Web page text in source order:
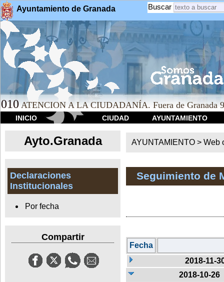
Ayuntamiento de Granada Buscar
010 ATENCION A LA CIUDADANÍA. Fuera de Granada
INICIO CIUDAD AYUNTAMIENTO
Ayto.Granada
Declaraciones
Institucionales
Por fecha
Compartir
AYUNTAMIENTO > Web
Seguimiento de
Fecha
2018-11-
2018-10-26